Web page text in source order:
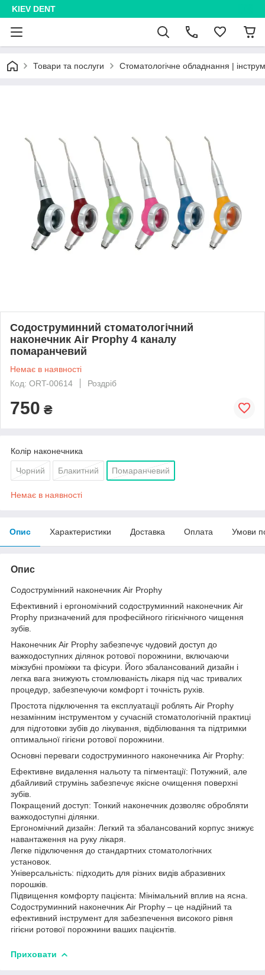
KIEV DENT
Товари та послуги Стоматологічне обладнання |
Содоструминний стоматологічний
наконечник Air Prophy 4 каналу
помаранчевий
Немає в наявності
Код: ORT-00614
Роздріб
750 ₴
Колір наконечника
Чорний Блакитний Помаранчевий
Немає в наявності
Опис Характеристики Доставка Оплата Умови
Опис
Содострумінний наконечник Air Prophy
Ефективний і ергономічний содоструминний наконечник Air
Prophy призначений для професійного гігієнічного чищення
зубів.
Наконечник Air Prophy забезпечує чудовий доступ до
важкодоступних ділянок ротової порожнини, включаючи
міжзубні проміжки та фісури. Його збалансований дизайн і
легка вага знижують стомлюваність лікаря під час тривалих
процедур, забезпечуючи комфорт і точність рухів.
Простота підключення та експлуатації роблять Air Prophy
незамінним інструментом у сучасній стоматологічній практиці
для підготовки зубів до лікування, відбілювання та підтримки
оптимальної гігієни ротової порожнини.
Основні переваги содоструминного наконечника Air Prophy:
Ефективне видалення нальоту та пігментації: Потужний, але
дбайливий струмінь забезпечує якісне очищення поверхні
зубів.
Покращений доступ: Тонкий наконечник дозволяє обробляти
важкодоступні ділянки.
Ергономічний дизайн: Легкий та збалансований корпус знижує
навантаження на руку лікаря.
Легке підключення до стандартних стоматологічних
установок.
Універсальність: підходить для різних видів абразивних
порошків.
Підвищення комфорту пацієнта: Мінімальний вплив на ясна.
Содоструминний наконечник Air Prophy – це надійний та
ефективний інструмент для забезпечення високого рівня
гігієни ротової порожнини ваших пацієнтів.
Приховати